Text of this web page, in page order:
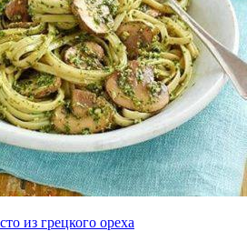
из грецкого ореха